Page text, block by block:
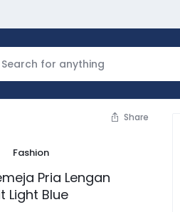
Share
Fashion
Pria Lengan
Light Blue